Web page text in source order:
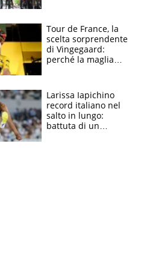
compagni
Tour de France, la
scelta sorprendente
di Vingegaard:
perché la maglia
rischio da evitare
Larissa Iapichino
record italiano nel
salto in lungo:
battuta di un